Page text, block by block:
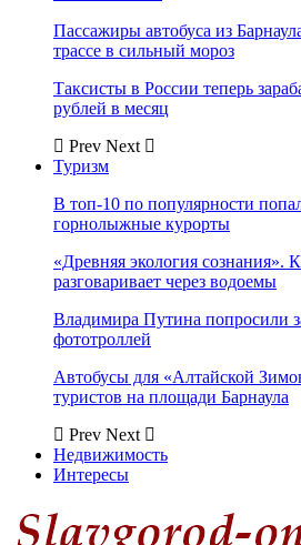
Пассажиры автобуса из
трассе в сильный мороз
Таксисты в России теперь
рублей в месяц
Prev Next
Туризм
В топ-10 по популярности
горнолыжные курорты
«Древняя экология сознания».
разговаривает через водоемы
Владимира Путина попросили
фототроллей
Автобусы для «Алтайской
туристов на площади Барнаула
Prev Next
Недвижимость
Интересы